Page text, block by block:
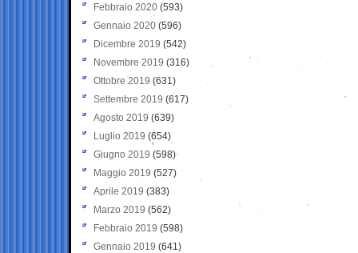
Febbraio 2020 (593)
Gennaio 2020 (596)
Dicembre 2019 (542)
Novembre 2019 (316)
Ottobre 2019 (631)
Settembre 2019 (617)
Agosto 2019 (639)
Luglio 2019 (654)
Giugno 2019 (598)
Maggio 2019 (527)
Aprile 2019 (383)
Marzo 2019 (562)
Febbraio 2019 (598)
Gennaio 2019 (641)